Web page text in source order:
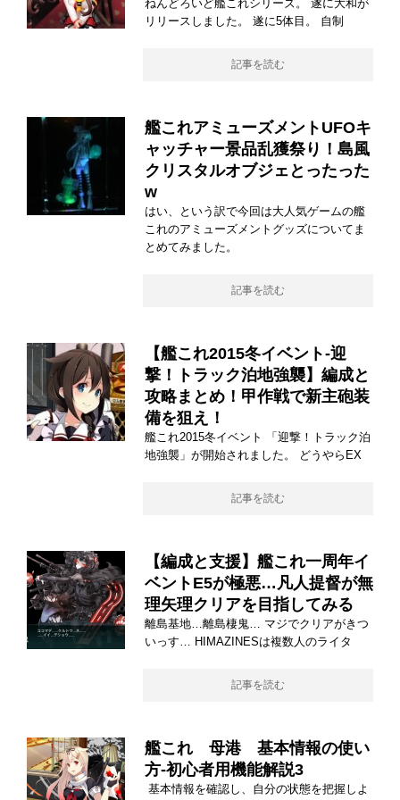
ねんどろいど艦これシリーズ。 遂に大和が
リリースしました。 遂に5体目。 自制
記事を読む
艦これアミューズメントUFOキ
ャッチャー景品乱獲祭り！島風
クリスタルオブジェとったった
w
はい、という訳で今回は大人気ゲームの艦
これのアミューズメントグッズについてま
とめてみました。
記事を読む
【艦これ2015冬イベント-迎
撃！トラック泊地強襲】編成と
攻略まとめ！甲作戦で新主砲装
備を狙え！
艦これ2015冬イベント 「迎撃！トラック泊
地強襲」が開始されました。 どうやらEX
記事を読む
【編成と支援】艦これ一周年イ
ベントE5が極悪…凡人提督が無
理矢理クリアを目指してみる
離島基地…離島棲鬼… マジでクリアがきつ
いっす… HIMAZINESは複数人のライタ
記事を読む
艦これ 母港 基本情報の使い
方-初心者用機能解説3
基本情報を確認し、自分の状態を把握しよ